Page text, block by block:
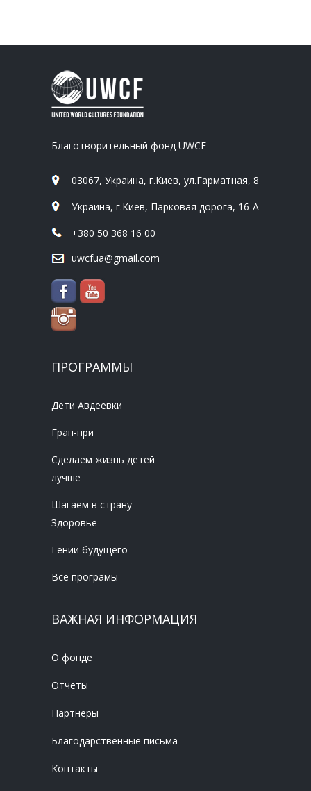
Благотворительный фонд UWCF
03067, Украина, г.Киев, ул.Гарматная, 8
Украина, г.Киев, Парковая дорога, 16-А
+380 50 368 16 00
uwcfua@gmail.com
ПРОГРАММЫ
Дети Авдеевки
Гран-при
Сделаем жизнь детей
лучше
Шагаем в страну
Здоровье
Гении будущего
Все програмы
ВАЖНАЯ ИНФОРМАЦИЯ
О фонде
Отчеты
Партнеры
Благодарственные письма
Контакты